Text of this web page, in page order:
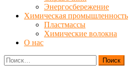
Энергосбережение
Химическая промышленность
Пластмассы
Химические волокна
О нас
Найти: